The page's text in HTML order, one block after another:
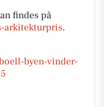
findes på
arkitekturpris.
byen-vinder-